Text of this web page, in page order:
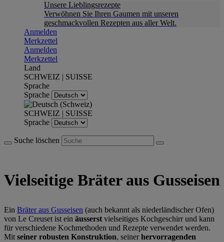
Unsere Lieblingsrezepte
Verwöhnen Sie Ihren Gaumen mit unseren
geschmackvollen Rezepten aus aller Welt.
Anmelden
Merkzettel
Anmelden
Merkzettel
Land
SCHWEIZ | SUISSE
Sprache
Sprache
SCHWEIZ | SUISSE
Sprache
Suche löschen
Vielseitige Bräter aus Gusseisen
Ein Bräter aus Gusseisen (auch bekannt als niederländischer Ofen)
von Le Creuset ist ein äusserst vielseitiges Kochgeschirr und kann
für verschiedene Kochmethoden und Rezepte verwendet werden.
Mit seiner robusten Konstruktion, seinerhervorragenden